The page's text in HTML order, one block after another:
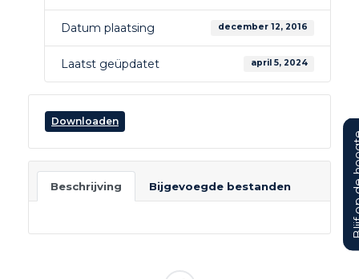
Datum plaatsing december 12, 2016
Laatst geüpdatet april 5, 2024
Downloaden
Beschrijving Bijgevoegde bestanden Blijf